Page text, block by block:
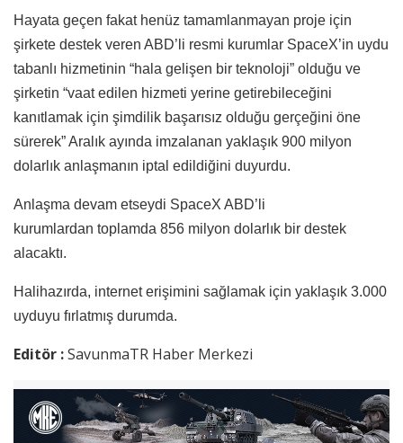
Hayata geçen fakat henüz tamamlanmayan proje için
şirkete destek veren ABD’li resmi kurumlar SpaceX’in uydu
tabanlı hizmetinin “hala gelişen bir teknoloji” olduğu ve
şirketin “vaat edilen hizmeti yerine getirebileceğini
kanıtlamak için şimdilik başarısız olduğu gerçeğini öne
sürerek” Aralık ayında imzalanan yaklaşık 900 milyon
dolarlık anlaşmanın iptal edildiğini duyurdu.
Anlaşma devam etseydi SpaceX ABD’li
kurumlardan toplamda 856 milyon dolarlık bir destek
alacaktı.
Halihazırda, internet erişimini sağlamak için yaklaşık 3.000
uyduyu fırlatmış durumda.
Editör :SavunmaTR Haber Merkezi